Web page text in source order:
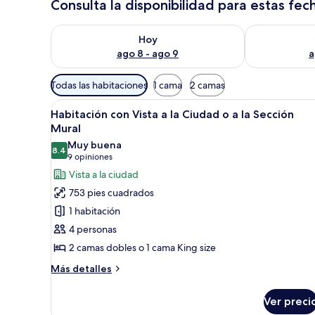
Consulta la disponibilidad para estas
Hoy
ago 8 - ago 9
Consulta la disponibilidad para hoy ago 8 - ago 9
Consulta la
Filtros
disponibles
para
las
habitaciones
Todas las habitaciones 1 cama 2 camas
Abrir
todas
las
fotos
de
Habitación
con
Vista
a
la
Ciudad
Una habitación con dos
13
Habitación con Vista a la Ciudad o a la Sección
Mural
8.48.4 de 10
Muy buena
9 opiniones
(9
opiniones)
Vista a la ciudad
753 pies cuadrados
1 habitación
4 personas
2 camas dobles o 1 cama King size
Más detalles
Más
Ver